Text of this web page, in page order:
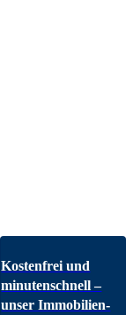
Kostenfrei und
minutenschnell –
unser Immobilien-